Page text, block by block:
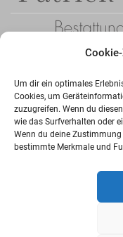
Um dir ein optimales
Cookies, um
zuzugreifen. Wenn du
wie das Surfverhalten oder
Wenn du deine
bestimmte Merkmale und
Bestattungsinstitut
Hauptstraße
+49 7666 2217